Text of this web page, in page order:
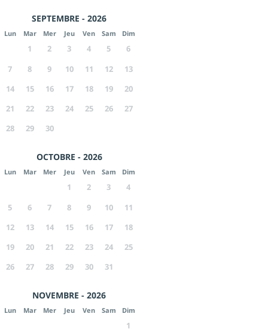
SEPTEMBRE - 2026
Lun Mar Mer Jeu Ven Sam Dim
1 2 3 4 5
6
7
8 9 10 11 12
13
14
15 16 17 18 19
20
21
22 23 24 25 26
27
28
29 30
OCTOBRE - 2026
Lun Mar Mer Jeu Ven Sam Dim
1 2 3
4
5
6 7 8 9 10
11
12
13 14 15 16 17
18
19
20 21 22 23 24
25
26
27 28 29 30 31
NOVEMBRE - 2026
Lun Mar Mer Jeu Ven Sam Dim
1